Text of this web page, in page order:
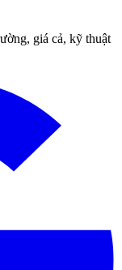
giá cả, kỹ thuật